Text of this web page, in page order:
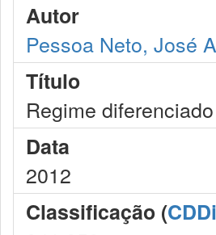
Autor
Pessoa Neto, José
Título
Regime
Data
2012
Classificação (